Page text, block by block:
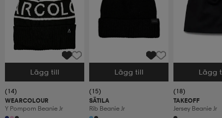
Välj storlek
Lägg till
(14)
WEARCOLOUR
Y Pompom Beanie Jr
Välj storlek
Lägg till
(15)
SÄTILA
Rib Beanie Jr
Välj storlek
Lägg
(18)
TAKEOFF
Jersey Beanie Jr